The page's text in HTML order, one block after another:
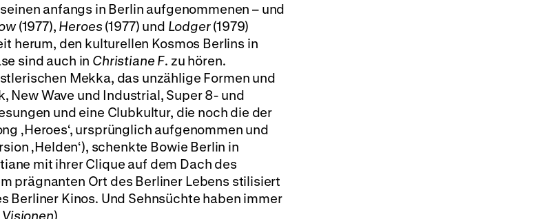
anfangs in Berlin aufgenommenen – und
(1977), Heroes(1977) und Lodger(1979)
herum, den kulturellen Kosmos Berlins in
sind auch in Christiane F. zu hören.
Mekka, das unzählige Formen und
New Wave und Industrial, Super 8- und
und eine Clubkultur, die noch die der
‚Heroes‘, ursprünglich aufgenommen und
‚Helden‘), schenkte Bowie Berlin in
mit ihrer Clique auf dem Dach des
prägnanten Ort des Berliner Lebens stilisiert
Berliner Kinos. Und Sehnsüchte haben immer
)